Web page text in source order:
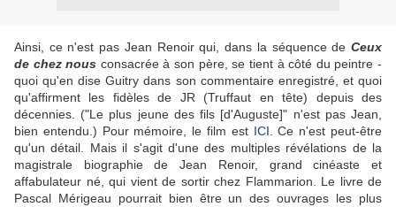
Ainsi, ce n'est pas Jean Renoir qui, dans la séquence de Ceux
de chez nous consacrée à son père, se tient à côté du peintre -
quoi qu'en dise Guitry dans son commentaire enregistré, et quoi
qu'affirment les fidèles de JR (Truffaut en tête) depuis des
décennies. ("Le plus jeune des fils [d'Auguste]" n'est pas Jean,
bien entendu.) Pour mémoire, le film est ICI . Ce n'est peut-être
qu'un détail. Mais il s'agit d'une des multiples révélations de la
magistrale biographie de Jean Renoir, grand cinéaste et
affabulateur né, qui vient de sortir chez Flammarion. Le livre de
Pascal Mérigeau pourrait bien être un des ouvrages les plus